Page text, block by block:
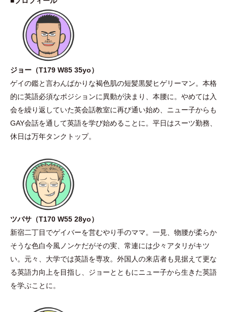
ジョー （T179 W85 35yo）
ゲイの鑑と言わんばかりな褐色肌の短髪黒髪ヒゲリーマン。本格
的に英語必須なポジションに異動が決まり、本腰に。やめては入
会を繰り返していた英会話教室に再び通い始め、ニュー子からも
GAY会話を通して英語を学び始めることに。平日はスーツ勤務、
休日は万年タンクトップ。
ツバサ （T170 W55 28yo）
新宿二丁目でゲイバーを営むやり手のママ。一見、物腰が柔らか
そうな色白今風ノンケだがその実、常連には少々アタリがキツ
い。元々、大学では英語を専攻。外国人の来店者も見据えて更な
る英語力向上を目指し、ジョーとともにニュー子から生きた英語
を学ぶことに。